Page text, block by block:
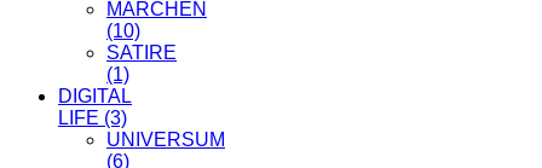
MÄRCHEN
(10)
SATIRE
(1)
DIGITAL
LIFE (3)
UNIVERSUM
(6)